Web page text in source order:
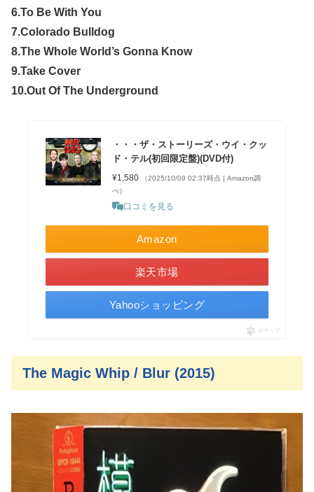
6.To Be With You
7.Colorado Bulldog
8.The Whole World’s Gonna Know
9.Take Cover
10.Out Of The Underground
・・・ザ・ストーリーズ・ウイ・クッ
ド・テル(初回限定盤)(DVD付)
¥1,580
（2025/10/09 02:37時点 | Amazon調
べ）
口コミを見る
Amazon
楽天市場
Yahooショッピング
ポチップ
The Magic Whip / Blur (2015)